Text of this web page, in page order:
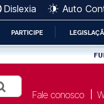
PARTICIPE
Dislexia Auto
Fale conosco